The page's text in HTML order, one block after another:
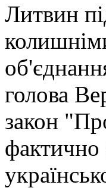
Литвин
голова
закон
фактично